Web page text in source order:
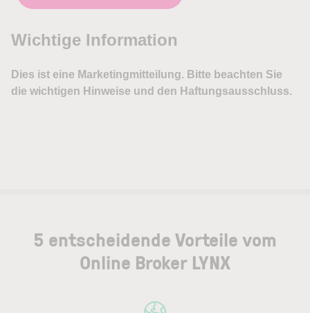
5 entscheidende Vorteile vom
Online Broker LYNX